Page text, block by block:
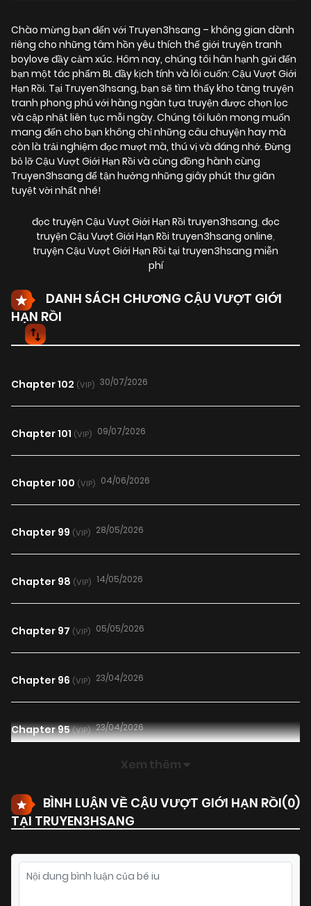
Chào mừng bạn đến với Truyen3hsang – không gian dành
riêng cho những tâm hồn yêu thích thế giới truyện tranh
boylove đầy cảm xúc. Hôm nay, chúng tôi hân hạnh gửi đến
bạn một tác phẩm BL đầy kịch tính và lôi cuốn: Cậu Vượt Giới
Hạn Rồi. Tại Truyen3hsang, bạn sẽ tìm thấy kho tàng truyện
tranh phong phú với hàng ngàn tựa truyện được chọn lọc
và cập nhật liên tục mỗi ngày. Chúng tôi luôn mong muốn
mang đến cho bạn không chỉ những câu chuyện hay mà
còn là trải nghiệm đọc mượt mà, thú vị và đáng nhớ. Đừng
bỏ lỡ Cậu Vượt Giới Hạn Rồi và cùng đồng hành cùng
Truyen3hsang để tận hưởng những giây phút thư giãn
tuyệt vời nhất nhé!
đọc truyện Cậu Vượt Giới Hạn Rồi truyen3hsang, đọc
truyện Cậu Vượt Giới Hạn Rồi truyen3hsang online,
truyện Cậu Vượt Giới Hạn Rồi tại truyen3hsang miễn
phí
DANH SÁCH CHƯƠNG CẬU VƯỢT GIỚI
HẠN RỒI
Chapter 102 (VIP) 30/07/2026
Chapter 101 (VIP) 09/07/2026
Chapter 100 (VIP) 04/06/2026
Chapter 99 (VIP) 28/05/2026
Chapter 98 (VIP) 14/05/2026
Chapter 97 (VIP) 05/05/2026
Chapter 96 (VIP) 23/04/2026
Chapter 95(VIP) 23/04/2026
Chapter 93(VIP) 03/01/2026
Chapter 92(VIP) 03/01/2026
Xem thêm
BÌNH LUẬN VỀ CẬU VƯỢT GIỚI HẠN RỒI(0)
TẠI TRUYEN3HSANG